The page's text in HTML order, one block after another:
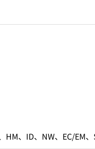
HM、ID、NW、EC/EM